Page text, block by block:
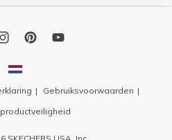
Gebruiksvoorwaarden